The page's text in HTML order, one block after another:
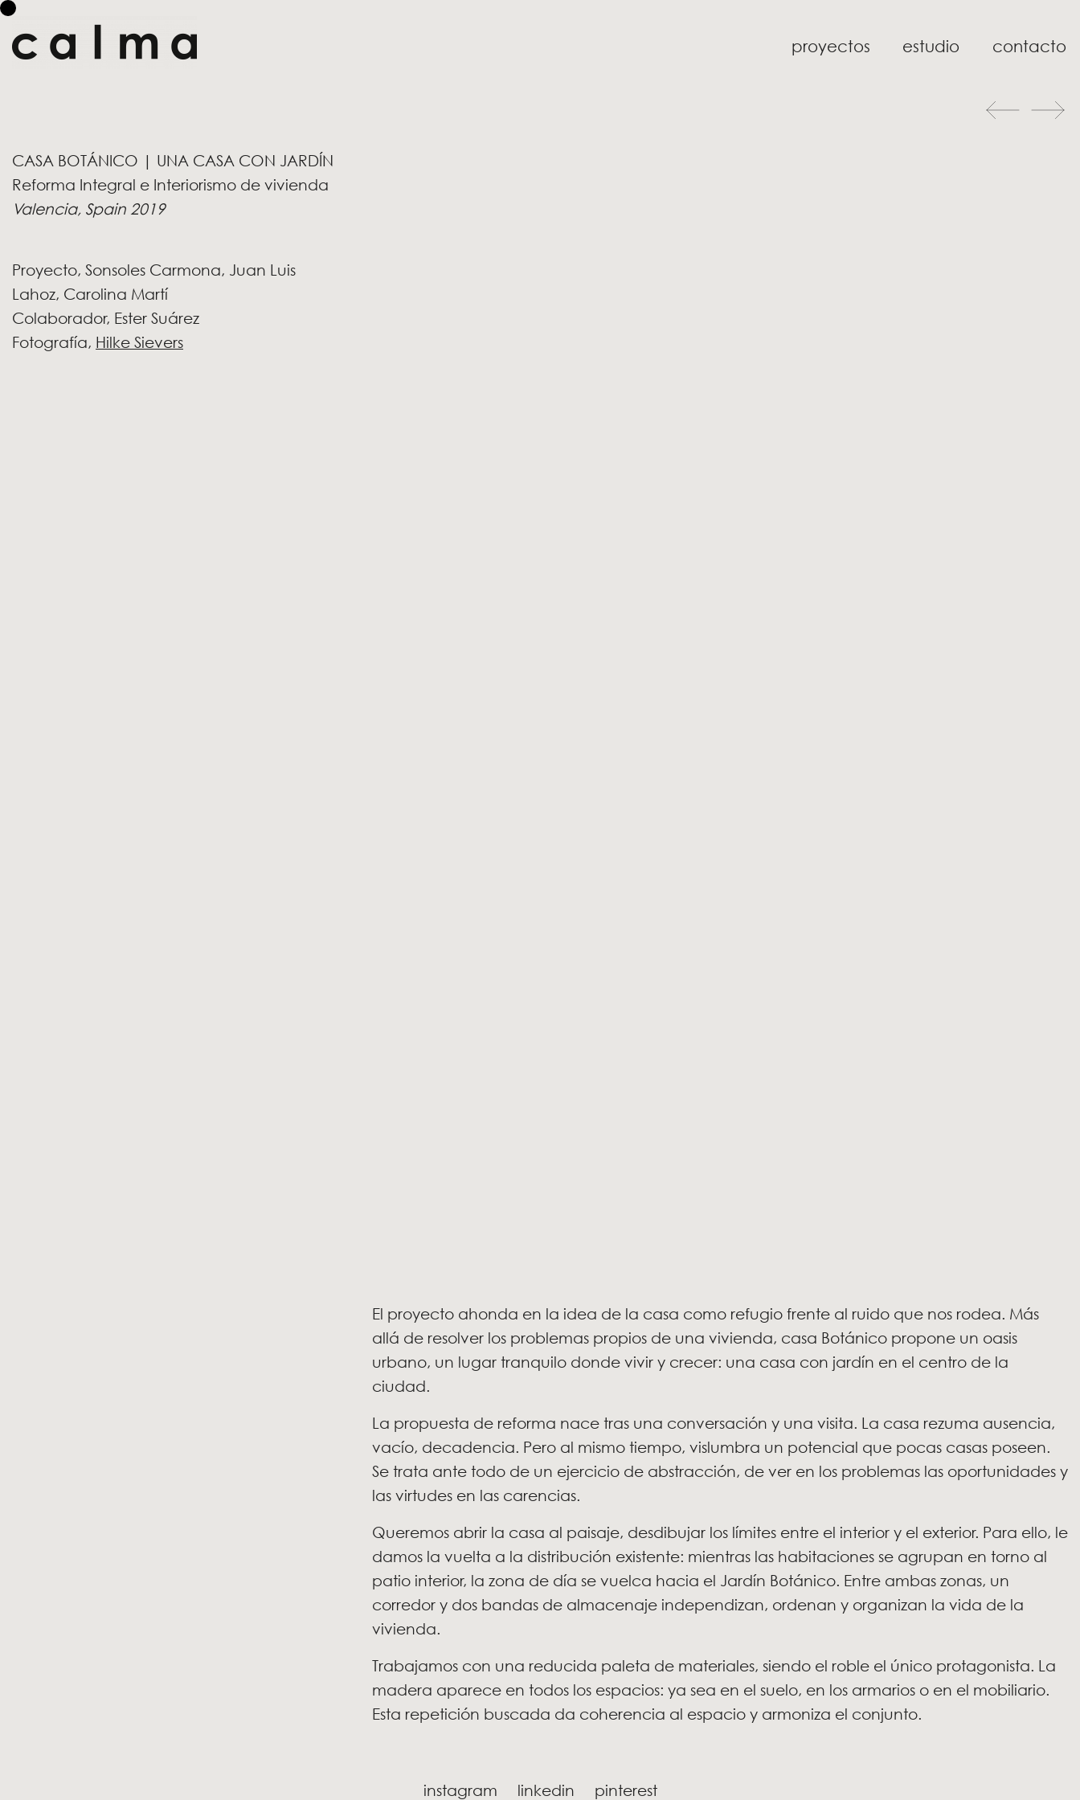
proyectos estudio contacto
CASA BOTÁNICO | UNA CASA CON JARDÍN
Reforma Integral e Interiorismo de vivienda
Valencia, Spain 2019
Proyecto, Sonsoles Carmona, Juan Luis
Lahoz, Carolina Martí
Colaborador, Ester Suárez
Fotografía, Hilke Sievers
El proyecto ahonda en la idea de la casa como refugio frente al ruido que nos rodea. Más
allá de resolver los problemas propios de una vivienda, casa Botánico propone un oasis
urbano, un lugar tranquilo donde vivir y crecer: una casa con jardín en el centro de la
ciudad.
La propuesta de reforma nace tras una conversación y una visita. La casa rezuma ausencia,
vacío, decadencia. Pero al mismo tiempo, vislumbra un potencial que pocas casas poseen.
Se trata ante todo de un ejercicio de abstracción, de ver en los problemas las oportunidades y
las virtudes en las carencias.
Queremos abrir la casa al paisaje, desdibujar los límites entre el interior y el exterior. Para ello, le
damos la vuelta a la distribución existente: mientras las habitaciones se agrupan en torno al
patio interior, la zona de día se vuelca hacia el Jardín Botánico. Entre ambas zonas, un
corredor y dos bandas de almacenaje independizan, ordenan y organizan la vida de la
vivienda.
Trabajamos con una reducida paleta de materiales, siendo el roble el único protagonista. La
madera aparece en todos los espacios: ya sea en el suelo, en los armarios o en el mobiliario.
Esta repetición buscada da coherencia al espacio y armoniza el conjunto.
instagram linkedin pinterest